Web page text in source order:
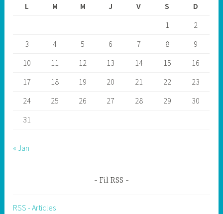
L
M M J V S
D
1
2
3
4 5 6 7 8
9
10
11 12 13 14 15
16
17
18 19 20 21 22
23
24
25 26 27 28 29
30
31
« Jan
Fil RSS
RSS - Articles